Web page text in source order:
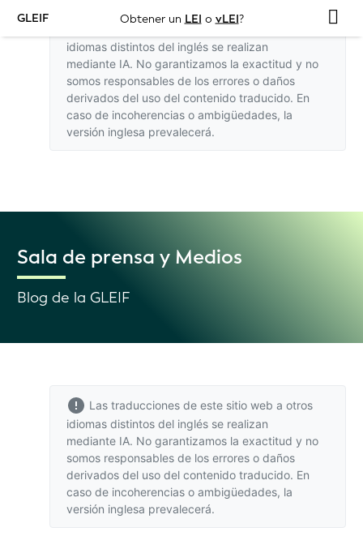
GLEIF Obtener un LEI o vLEI?
Las traducciones de este sitio web a otros
idiomas distintos del inglés se realizan
mediante IA. No garantizamos la exactitud y no
somos responsables de los errores o daños
derivados del uso del contenido traducido. En
caso de incoherencias o ambigüedades, la
versión inglesa prevalecerá.
Sala de prensa y Medios
Blog de la GLEIF
Las traducciones de este sitio web a otros
idiomas distintos del inglés se realizan
mediante IA. No garantizamos la exactitud y no
somos responsables de los errores o daños
derivados del uso del contenido traducido. En
caso de incoherencias o ambigüedades, la
versión inglesa prevalecerá.